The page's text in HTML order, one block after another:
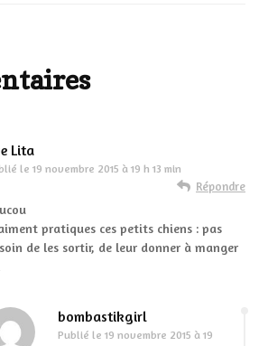
Lita
le 19 novembre 2015 à 19 h 13 min
Répondre
pratiques ces petits chiens : pas
de les sortir, de leur donner à manger
bombastikgirl
Publié le 19 novembre 2015 à 19